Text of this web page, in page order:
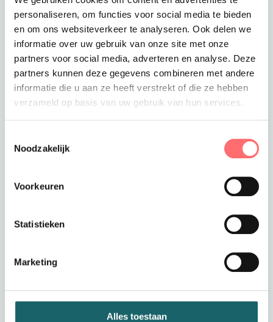
personaliseren, om functies voor social media te bieden
en om ons websiteverkeer te analyseren. Ook delen we
informatie over uw gebruik van onze site met onze
partners voor social media, adverteren en analyse. Deze
partners kunnen deze gegevens combineren met andere
informatie die u aan ze heeft verstrekt of die ze hebben
verzameld op basis van uw gebruik van hun services.
Noodzakelijk
Voorkeuren
Statistieken
Marketing
Alles toestaan
€51,00 €40,99
Met logo mogelijk